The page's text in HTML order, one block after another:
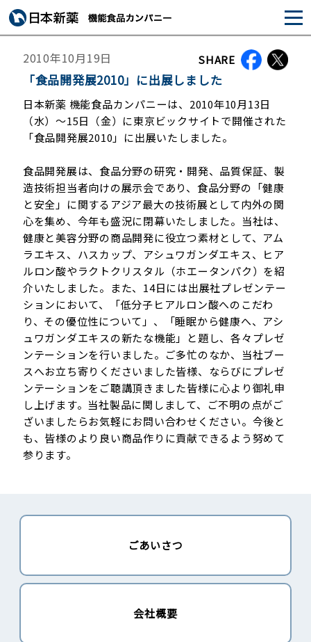
2010年10月19日 SHARE
「食品開発展2010」に出展しました
日本新薬 機能食品カンパニーは、2010年10月13日
（水）～15日（金）に東京ビックサイトで開催された
「食品開発展2010」に出展いたしました。
食品開発展は、食品分野の研究・開発、品質保証、製
造技術担当者向けの展示会であり、食品分野の「健康
と安全」に関するアジア最大の技術展として内外の関
心を集め、今年も盛況に閉幕いたしました。当社は、
健康と美容分野の商品開発に役立つ素材として、アム
ラエキス、ハスカップ、アシュワガンダエキス、ヒア
ルロン酸やラクトクリスタル（ホエータンパク）を紹
介いたしました。また、14日には出展社プレゼンテー
ションにおいて、「低分子ヒアルロン酸へのこだわ
り、その優位性について」、「睡眠から健康へ、アシ
ュワガンダエキスの新たな機能」と題し、各々プレゼ
ンテーションを行いました。ご多忙のなか、当社ブー
スへお立ち寄りくださいました皆様、ならびにプレゼ
ンテーションをご聴講頂きました皆様に心より御礼申
し上げます。当社製品に関しまして、ご不明の点がご
ざいましたらお気軽にお問い合わせください。今後と
も、皆様のより良い商品作りに貢献できるよう努めて
参ります。
ごあいさつ
会社概要